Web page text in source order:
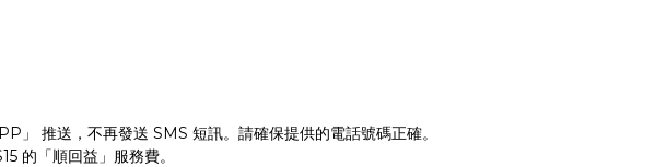
推送，不再發送 SMS 短訊。請確保提供的電話號碼正確。
的「順回益」服務費。